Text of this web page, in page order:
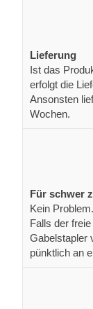
Lieferung
Ist das
erfolgt die
Ansonsten
Wochen.
Für schwer
Kein
Falls der
Gabelstapler
pünktlich an